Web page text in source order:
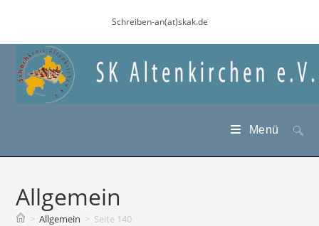
springen
Schreiben-an(at)skak.de
Menü
Allgemein
> Allgemein > Seite 140